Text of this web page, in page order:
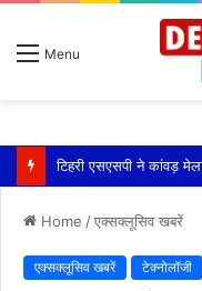
Menu
Home /एक्सक्लूसिव खबरें
एक्सक्लूसिव खबरें टेक्नोलॉजी